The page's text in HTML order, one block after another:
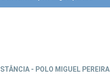
- POLO MIGUEL PEREIRA